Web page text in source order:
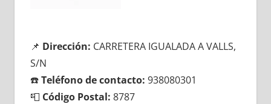
📌 Dirección: CARRETERA IGUALADA A VALLS,
S/N
☎️Teléfono dе contacto: 938080301
📮 Código Postal: 8787